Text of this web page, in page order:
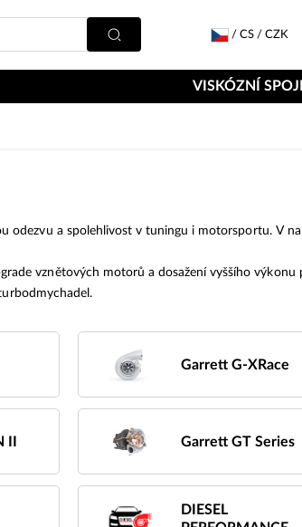
/ CS / CZK
VISKÓZNÍ
a spolehlivost v tuningu i motorsportu. V
vznětových motorů a dosažení vyššího výkonu
Garrett G-XRace
II Garrett GT Series
DIESEL